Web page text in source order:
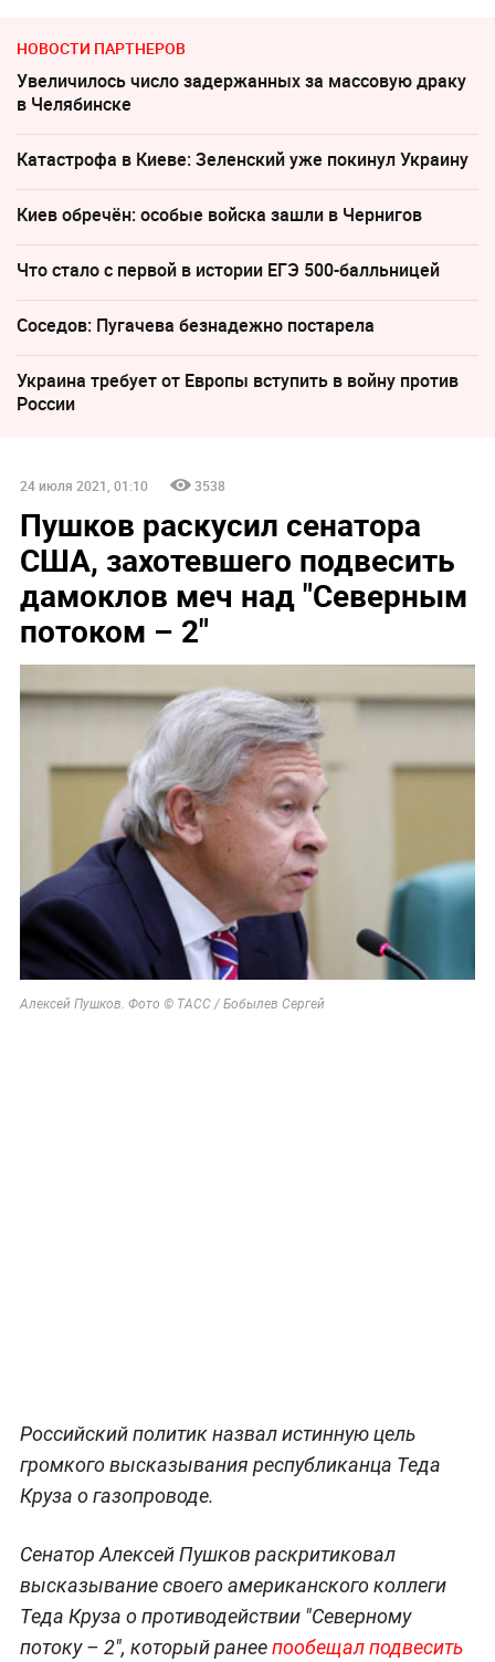
НОВОСТИ ПАРТНЕРОВ
Увеличилось число задержанных за массовую драку
в Челябинске
Катастрофа в Киеве: Зеленский уже покинул Украину
Киев обречён: особые войска зашли в Чернигов
Что стало с первой в истории ЕГЭ 500-балльницей
Соседов: Пугачева безнадежно постарела
Украина требует от Европы вступить в войну против
России
24 июля 2021, 01:10 3538
Пушков раскусил сенатора
США, захотевшего подвесить
дамоклов меч над "Северным
потоком – 2"
Алексей Пушков. Фото © ТАСС / Бобылев Сергей
Российский политик назвал истинную цель
громкого высказывания республиканца Теда
Круза о газопроводе.
Сенатор Алексей Пушков раскритиковал
высказывание своего американского коллеги
Теда Круза о противодействии "Северному
потоку – 2", который ранеепообещал подвесить